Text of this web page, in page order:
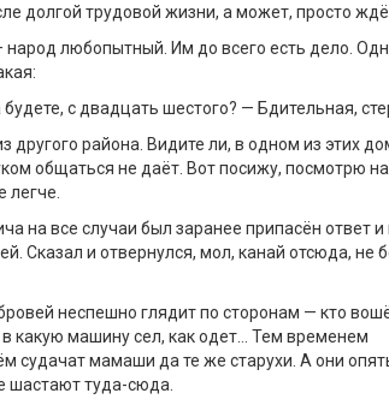
долгой трудовой жизни, а может, просто
народ любопытный. Им до всего есть дело.
с двадцать шестого? — Бдительная,
другого района. Видите ли, в одном из этих
общаться не даёт. Вот посижу, посмотрю
легче.
на все случаи был заранее припасён ответ и
Сказал и отвернулся, мол, канай отсюда, не
неспешно глядит по сторонам — кто
какую машину сел, как одет… Тем временем
судачат мамаши да те же старухи. А они
шастают туда-сюда.